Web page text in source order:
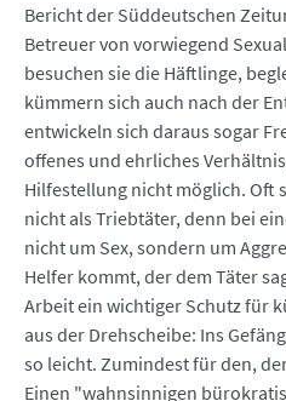
Bericht der Süddeutschen
Betreuer von vorwiegend
besuchen sie die Häftlinge,
kümmern sich auch nach der
entwickeln sich daraus sogar
offenes und ehrliches
Hilfestellung nicht möglich. Oft
nicht als Triebtäter, denn bei
nicht um Sex, sondern um
Helfer kommt, der dem Täter
Arbeit ein wichtiger Schutz für
aus der Drehscheibe: Ins
so leicht. Zumindest für den,
Einen "wahnsinnigen